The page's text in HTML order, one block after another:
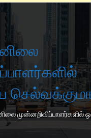
முன்னறிவிப்பாளர்களில்